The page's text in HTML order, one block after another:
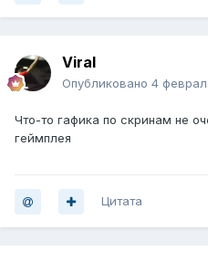
Viral
Опубликовано 4
Что-то гафика по скринам не
геймплея
Цитата